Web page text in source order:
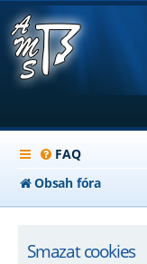
FAQ
Obsah fóra
Smazat cookies